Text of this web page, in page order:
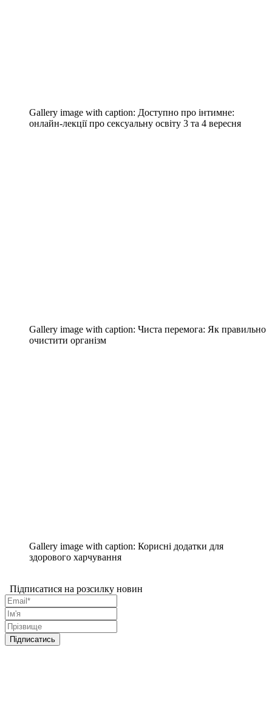
Gallery image with caption: Доступно про інтимне:
онлайн-лекції про сексуальну освіту 3 та 4 вересня
Gallery image with caption: Чиста перемога: Як правильно
очистити організм
Gallery image with caption: Корисні додатки для
здорового харчування
Підписатися на розсилку новин